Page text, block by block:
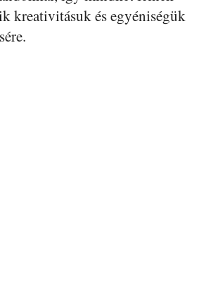
kreativitásuk és egyéniségük